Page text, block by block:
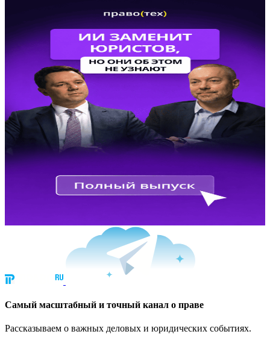
Cамый масштабный и точный канал о праве
Рассказываем о важных деловых и юридических событиях.